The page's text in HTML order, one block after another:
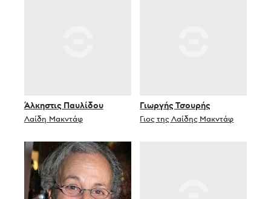
Άλκηστις Παυλίδου
Λαίδη Μακντάφ
Γιωργής Τσουρής
Γιος της Λαίδης Μακντάφ